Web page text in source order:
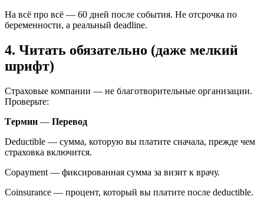
На всё про всё — 60 дней после события. Не отсрочка по
беременности, а реальный deadline.
4. Читать обязательно (даже мелкий
шрифт)
Страховые компании — не благотворительные организации.
Проверьте:
Tермин — Перевод
Deductible — сумма, которую вы платите сначала, прежде чем
страховка включится.
Copayment — фиксированная сумма за визит к врачу.
Coinsurance — процент, который вы платите после deductible.